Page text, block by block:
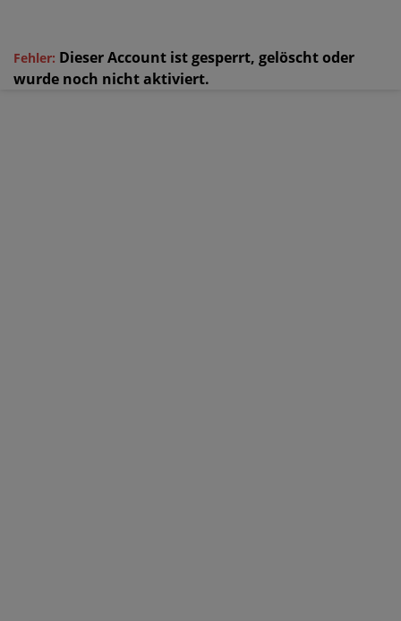
Fehler: Dieser Account ist gesperrt, gelöscht oder
wurde noch nicht aktiviert.